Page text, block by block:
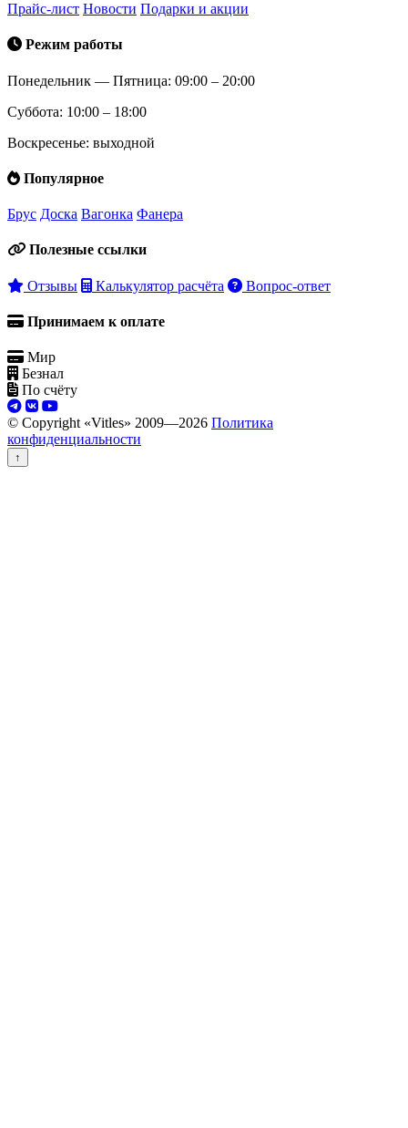
Прайс-лист Новости Подарки и акции
Режим работы
Понедельник — Пятница: 09:00 – 20:00
Суббота: 10:00 – 18:00
Воскресенье: выходной
Популярное
Брус Доска Вагонка Фанера
Полезные ссылки
Отзывы Калькулятор расчёта Вопрос-ответ
Принимаем к оплате
Мир
Безнал
По счёту
© Copyright «Vitles» 2009—2026 Политика
конфиденциальности
↑